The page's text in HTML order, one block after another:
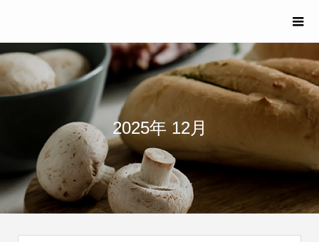
2025年 12月